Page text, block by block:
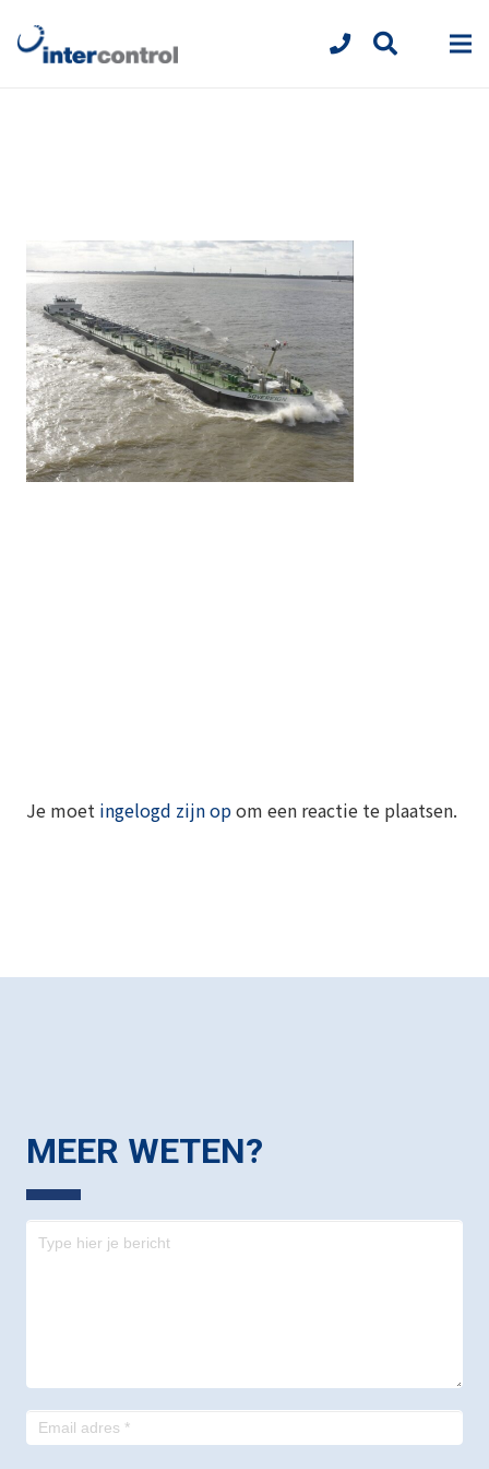
Je moet ingelogd zijn opom een reactie te plaatsen.
MEER WETEN?
Contact